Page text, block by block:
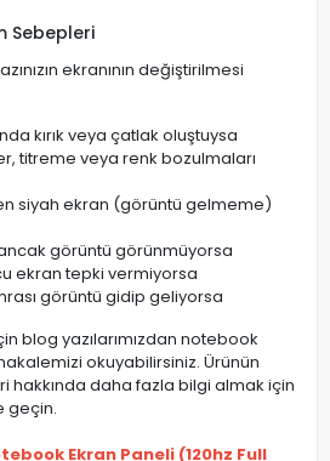
Sebepleri
ekranının değiştirilmesi
kırık veya çatlak oluştuysa
titreme veya renk bozulmaları
siyah ekran (görüntü gelmeme)
ancak görüntü görünmüyorsa
ekran tepki vermiyorsa
görüntü gidip geliyorsa
blog yazılarımızdan notebook
okuyabilirsiniz. Ürünün
hakkında daha fazla bilgi almak için
geçin.
Ekran Paneli (120hz Full